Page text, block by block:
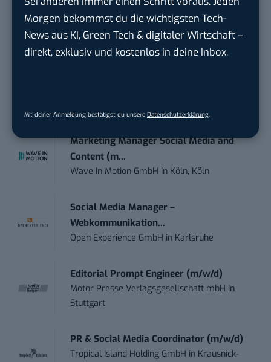
Morgen bekommst du die wichtigsten Tech-
News aus KI, Green Tech & digitaler Wirtschaft –
direkt, exklusiv und kostenlos in deine Inbox.
Mit deiner Anmeldung bestätigst du unsere Datenschutzerklärung
Anforderungs- und Projektmanager
touristische...
trendtours Holding GmbHinEschborn
Marketing Manager Social Media and
Content (m...
Wave In Motion GmbH in Köln, Köln
Social Media Manager –
Webkommunikation...
Open Experience GmbH in Karlsruhe
Editorial Prompt Engineer (m/w/d)
Motor Presse Verlagsgesellschaft mbH in
Stuttgart
PR & Social Media Coordinator (m/w/d)
Tropical Island Holding GmbH in Krausnick-